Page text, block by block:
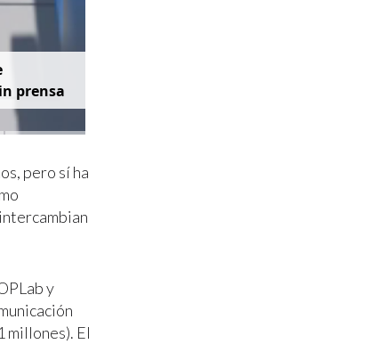
in prensa
pero sí ha
y
millones). El